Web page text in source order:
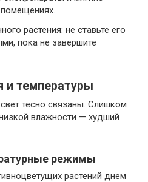
растения: не ставьте его
пока не завершите
и температуры
тесно связаны. Слишком
влажности — худший
режимы
растений днем